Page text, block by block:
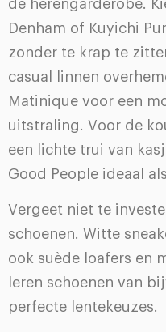
de herengarderobe.
Denham of Kuyichi
zonder te krap te
casual linnen
Matinique voor een
uitstraling. Voor de
een lichte trui van
Good People ideaal
Vergeet niet te
schoenen. Witte
ook suède loafers en
leren schoenen van
perfecte lentekeuzes.